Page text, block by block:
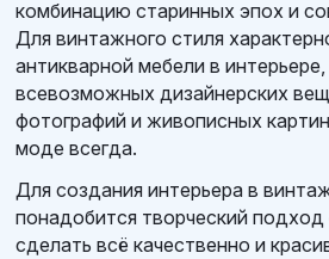
комбинацию старинных эпох и
Для винтажного стиля
антикварной мебели в
всевозможных дизайнерских
фотографий и живописных
моде всегда.
Для создания интерьера в
понадобится творческий подход
сделать всё качественно и